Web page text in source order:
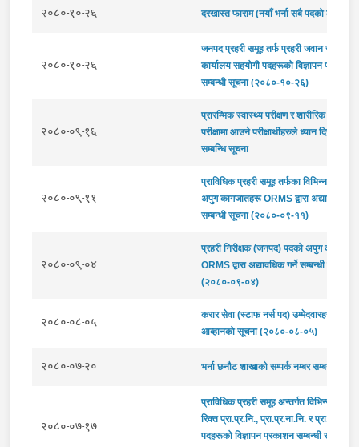
२०८०-१०-२६ दरखास्त फाराम (नयाँ भर्ना सबै पदको लागि)
२०८०-१०-२६
जनपद प्रहरी समूह तर्फ प्रहरी जवान र प्रहरी
कार्यालय सहयोगी पदहरूको विज्ञापन प्रकाशन
सम्बन्धी सूचना (२०८०-१०-२६)
२०८०-०९-१६
प्रारम्भिक स्वास्थ्य परीक्षण र शारीरिक
परीक्षामा आउने परीक्षार्थीहरुले ध्यान दिनुपर्ने
सम्बन्धि सूचना
२०८०-०९-११
प्राविधिक प्रहरी समूह तर्फका विभिन्न
अपुग कागजातहरू ORMS द्वारा अद्यावधिक गर्ने
सम्बन्धी सूचना (२०८०-०९-११)
२०८०-०९-०४
प्रहरी निरीक्षक (जनपद) पदको अपुग
ORMS द्वारा अद्यावधिक गर्ने सम्बन्धी सूचना
(२०८०-०९-०४)
२०८०-०८-०५
करार सेवा (स्टाफ नर्स पद) उम्मेदवारहरुको
आव्हानको सूचना (२०८०-०८-०५)
२०८०-०७-२० भर्ना छनौट शाखाको सम्पर्क नम्बर सम्बन्धी
२०८०-०७-१७
प्राविधिक प्रहरी समूह अन्तर्गत विभिन्न
रिक्त प्रा.प्र.नि., प्रा.प्र.ना.नि. र प्रा.प्र.स.नि.
पदहरूको विज्ञापन प्रकाशन सम्बन्धी सूचना